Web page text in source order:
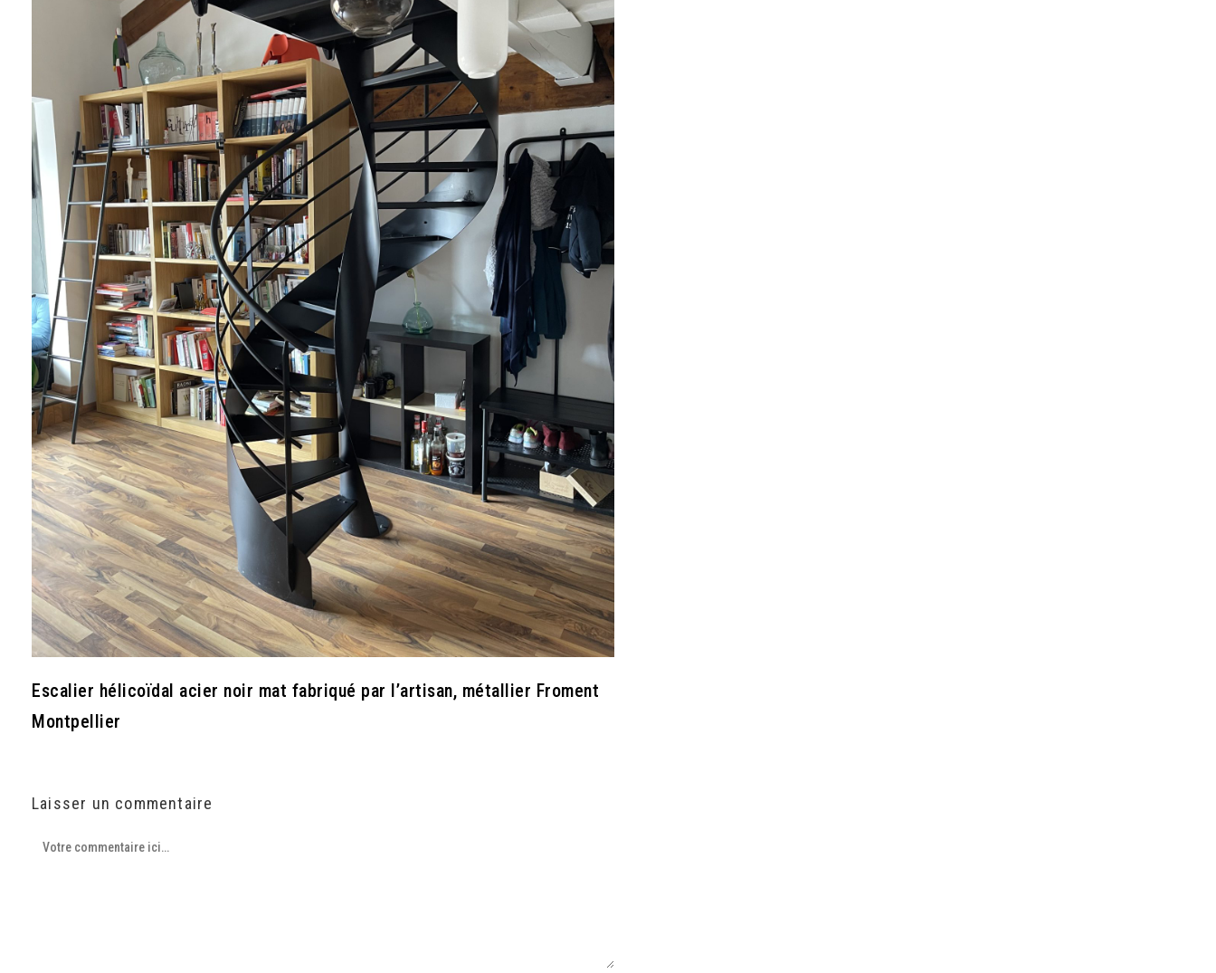
Escalier hélicoïdal acier noir mat fabriqué par l’artisan, métallier Froment
Montpellier
Laisser un commentaire